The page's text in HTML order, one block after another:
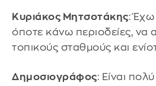
Κυριάκος Μητσοτάκης: Έχω
όποτε κάνω περιοδείες, να
τοπικούς σταθμούς και
Δημοσιογράφος: Είναι